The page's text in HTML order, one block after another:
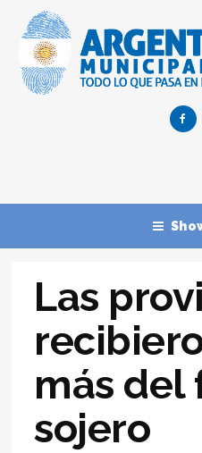
Las
más del
sojero